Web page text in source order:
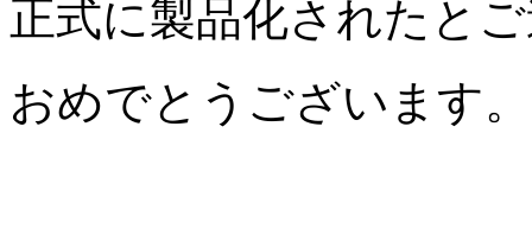
正式に製品化されたと
おめでとうございます。